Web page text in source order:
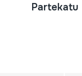
Partekatu